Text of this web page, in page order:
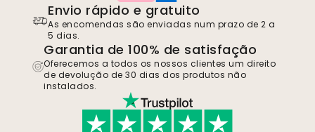
Envio rápido e gratuito
As encomendas são enviadas num prazo de 2 a
5 dias.
Garantia de 100% de satisfação
Oferecemos a todos os nossos clientes um direito
de devolução de 30 dias dos produtos não
instalados.